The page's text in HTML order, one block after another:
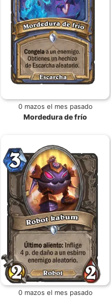
0 mazos el mes pasado
Mordedura de frío
0 mazos el mes pasado